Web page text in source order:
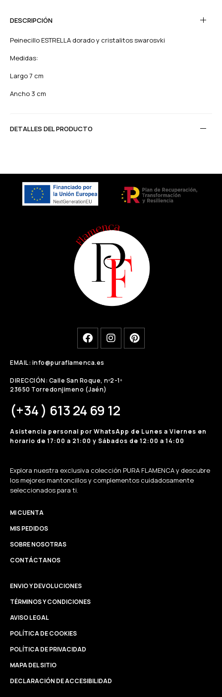
DESCRIPCIÓN
Peinecillo ESTRELLA dorado y cristalitos swarosvki
Medidas:
Largo 7 cm
Ancho 3 cm
DETALLES DEL PRODUCTO
EMAIL: info@puraflamenca.es
DIRECCIÓN: Calle San Roque, nº2-1º
23650 Torredonjimeno (Jaén)
(+34 ) 613 24 69 12
Asistencia personal por WhatsApp de Lunes a Viernes en
horario de 17:00 a 21:00 y Sábados de 12:00 a 14:00
Explora nuestra exclusiva colección PURA FLAMENCA y descubre
los mejores mantoncillos y complementos cuidadosamente
seleccionados para ti.
MI CUENTA
MIS PEDIDOS
SOBRE NOSOTRAS
CONTÁCTANOS
ENVIO Y DEVOLUCIONES
TÉRMINOS Y CONDICIONES
AVISO LEGAL
POLÍTICA DE COOKIES
POLÍTICA DE PRIVACIDAD
MAPA DEL SITIO
DECLARACIÓN DE ACCESIBILIDAD